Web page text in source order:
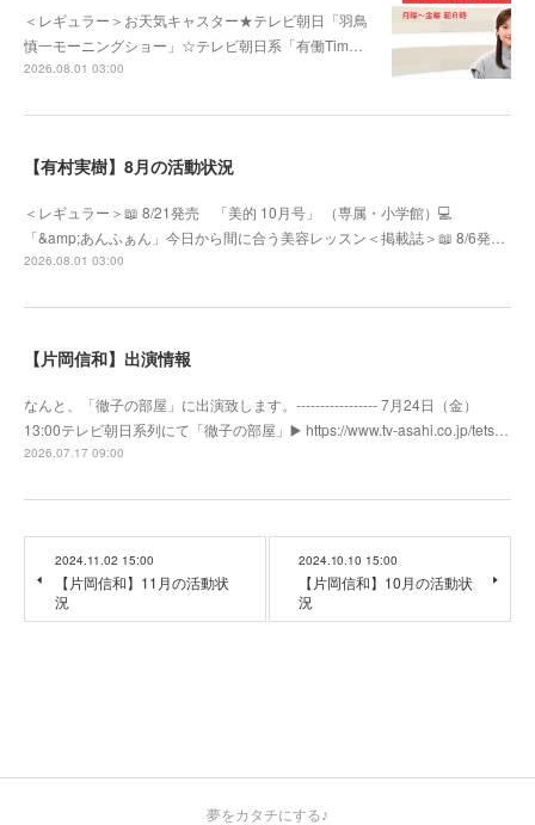
＜レギュラー＞お天気キャスター★テレビ朝日「羽鳥
慎一モーニングショー」☆テレビ朝日系「有働Tim…
2026.08.01 03:00
【有村実樹】8月の活動状況
＜レギュラー＞📖 8/21発売 「美的 10月号」 （専属・小学館）💻
「&amp;あんふぁん」今日から間に合う美容レッスン＜掲載誌＞📖 8/6発…
2026.08.01 03:00
【片岡信和】出演情報
なんと、「徹子の部屋」に出演致します。----------------- 7月24日（金）
13:00テレビ朝日系列にて「徹子の部屋」▶️ https://www.tv-asahi.co.jp/tets…
2026.07.17 09:00
2024.11.02 15:00
【片岡信和】11月の活動状
況
2024.10.10 15:00
【片岡信和】10月の活動状
況
夢をカタチにする♪